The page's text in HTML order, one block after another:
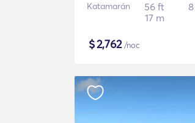
Katamarán
56 ft
17 m
8
$2,762/noc